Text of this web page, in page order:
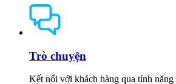
Trò chuyện
Kết nối với khách hàng qua tính